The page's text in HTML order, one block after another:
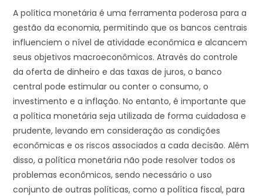
A política monetária é uma ferramenta poderosa para a
gestão da economia, permitindo que os bancos centrais
influenciem o nível de atividade econômica e alcancem
seus objetivos macroeconômicos. Através do controle
da oferta de dinheiro e das taxas de juros, o banco
central pode estimular ou conter o consumo, o
investimento e a inflação. No entanto, é importante que
a política monetária seja utilizada de forma cuidadosa e
prudente, levando em consideração as condições
econômicas e os riscos associados a cada decisão. Além
disso, a política monetária não pode resolver todos os
problemas econômicos, sendo necessário o uso
conjunto de outras políticas, como a política fiscal, para